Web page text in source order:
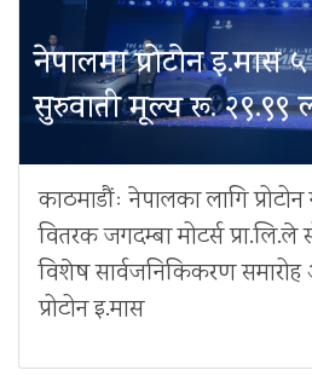
नेपालमा प्रोटोन इ.मास
सुरुवाती मूल्य रू. २९.९९
काठमाडौंः नेपालका लागि
वितरक जगदम्बा मोटर्स प्रा.लि.ले
विशेष सार्वजनिकिकरण समारोह
प्रोटोन इ.मास